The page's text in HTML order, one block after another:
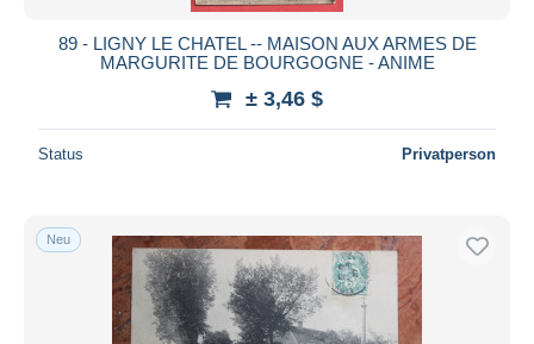
89 - LIGNY LE CHATEL -- MAISON AUX ARMES DE
MARGURITE DE BOURGOGNE - ANIME
± 3,46 $
Status Privatperson
Neu